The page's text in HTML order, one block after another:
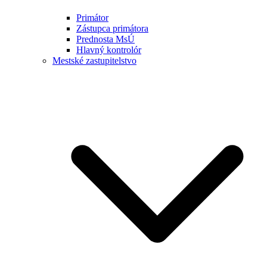
Primátor
Zástupca primátora
Prednosta MsÚ
Hlavný kontrolór
Mestské zastupitelstvo